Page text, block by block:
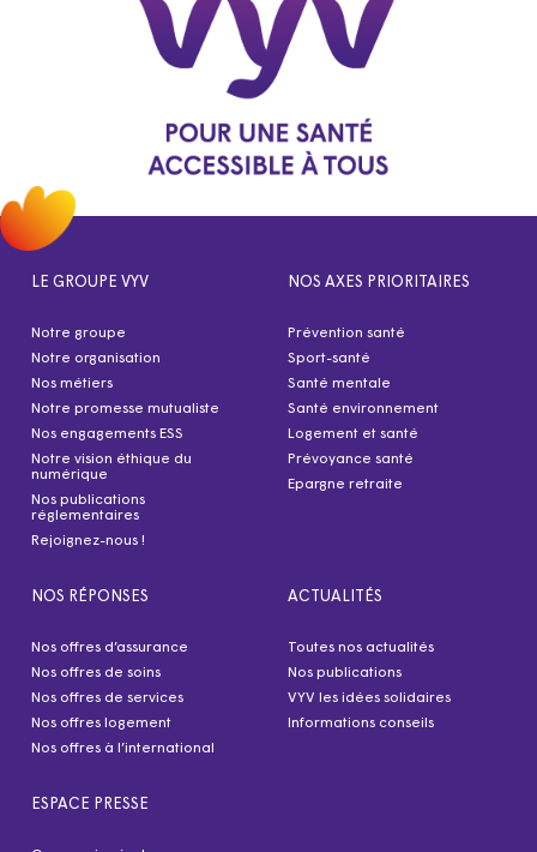
LE GROUPE VYV
Notre groupe
Notre organisation
Nos métiers
Notre promesse mutualiste
Nos engagements ESS
Notre vision éthique du
numérique
Nos publications
réglementaires
Rejoignez-nous !
NOS AXES PRIORITAIRES
Prévention santé
Sport-santé
Santé mentale
Santé environnement
Logement et santé
Prévoyance santé
Epargne retraite
NOS RÉPONSES
Nos offres d’assurance
Nos offres de soins
Nos offres de services
Nos offres logement
Nos offres à l’international
ACTUALITÉS
Toutes nos actualités
Nos publications
VYV les idées solidaires
Informations conseils
ESPACE PRESSE